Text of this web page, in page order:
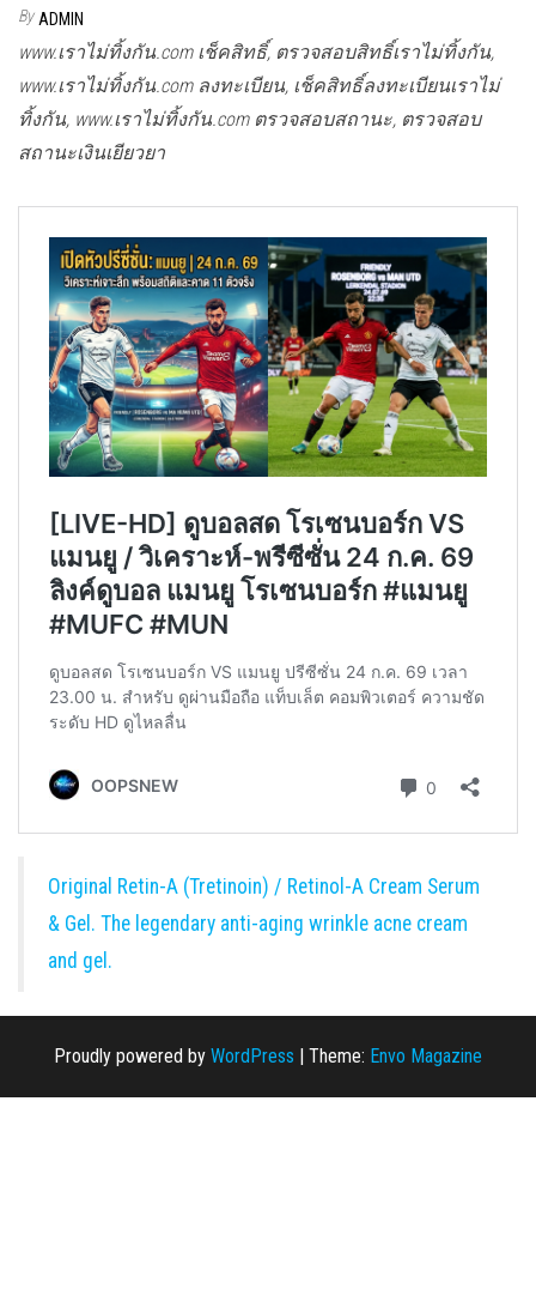
By ADMIN
www.เราไม่ทิ้งกัน.com เช็คสิทธิ์, ตรวจสอบสิทธิ์เราไม่ทิ้งกัน,
www.เราไม่ทิ้งกัน.com ลงทะเบียน, เช็คสิทธิ์ลงทะเบียนเราไม่
ทิ้งกัน, www.เราไม่ทิ้งกัน.com ตรวจสอบสถานะ, ตรวจสอบ
สถานะเงินเยียวยา
Original Retin-A (Tretinoin) / Retinol-A Cream Serum
& Gel. The legendary anti-aging wrinkle acne cream
and gel.
Proudly powered by WordPress | Theme: Envo Magazine